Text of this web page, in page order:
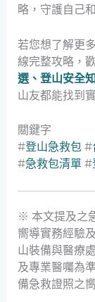
略，守護自己
若您想了解更
線完整攻略，
選、登山安全
山友都能找到
關鍵字
#登山急救包#
#急救包清單#
※ 本文提及之
嚮導實務經驗
山裝備與醫療
及專業醫囑為
備急救證照之